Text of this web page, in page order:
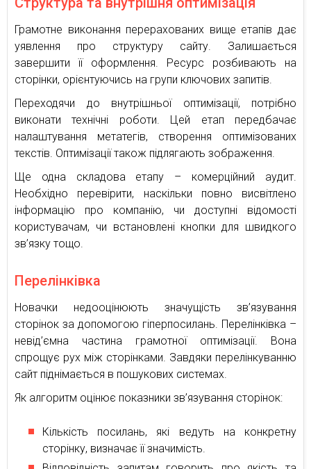
Грамотне виконання перерахованих вище етапів дає
уявлення про структуру сайту. Залишається
завершити її оформлення. Ресурс розбивають на
сторінки, орієнтуючись на групи ключових запитів.
Переходячи до внутрішньої оптимізації, потрібно
виконати технічні роботи. Цей етап передбачає
налаштування метатегів, створення оптимізованих
текстів. Оптимізації також підлягають зображення.
Ще одна складова етапу – комерційний аудит.
Необхідно перевірити, наскільки повно висвітлено
інформацію про компанію, чи доступні відомості
користувачам, чи встановлені кнопки для швидкого
зв’язку тощо.
Перелінківка
Новачки недооцінюють значущість зв’язування
сторінок за допомогою гіперпосилань. Перелінківка –
невід’ємна частина грамотної оптимізації. Вона
спрощує рух між сторінками. Завдяки перелінкуванню
сайт піднімається в пошукових системах.
Як алгоритм оцінює показники зв’язування сторінок:
Кількість посилань, які ведуть на конкретну
сторінку, визначає її значимість.